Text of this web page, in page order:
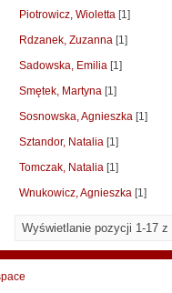
Piotrowicz, Wioletta [1]
Rdzanek, Zuzanna [1]
Sadowska, Emilia [1]
Smętek, Martyna [1]
Sosnowska, Agnieszka [1]
Sztandor, Natalia [1]
Tomczak, Natalia [1]
Wnukowicz, Agnieszka [1]
Wyświetlanie pozycji 1-17 z